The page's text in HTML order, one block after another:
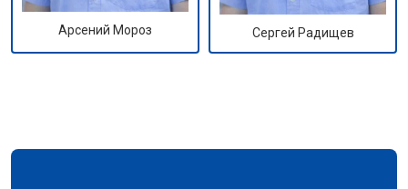
Арсений Мороз Сергей Радищев